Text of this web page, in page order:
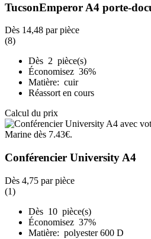
TucsonEmperor A4 porte-
Dès 14,48 par pièce
(8)
Dès 2 pièce(s)
Économisez 36%
Matière: cuir
Réassort en cours
Calcul du prix
Conférencier University A4
Dès 4,75 par pièce
(1)
Dès 10 pièce(s)
Économisez 37%
Matière: polyester 600 D